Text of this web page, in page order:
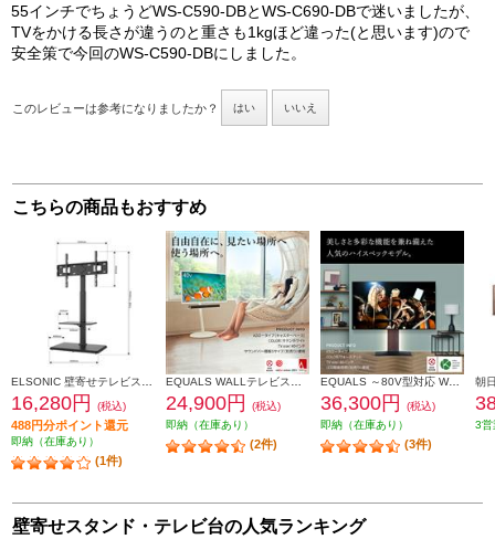
55インチでちょうどWS-C590-DBとWS-C690-DBで迷いましたが、
TVをかける長さが違うのと重さも1kgほど違った(と思います)ので
安全策で今回のWS-C590-DBにしました。
このレビューは参考になりましたか？ はい いいえ
こちらの商品もおすすめ
16,280円 (税込)
488円分ポイント還元
即納（在庫あり）
(1件)
24,900円
(税込)
即納（在庫あり）
(2件)
EQUALS ～80V型対応 WALL TVStand V3ロータイプ ウォールナット EQUALS WLTVB5238
36,300円
(税込)
即納（在庫あり）
(3件)
3営
壁寄せスタンド・テレビ台の人気ランキング